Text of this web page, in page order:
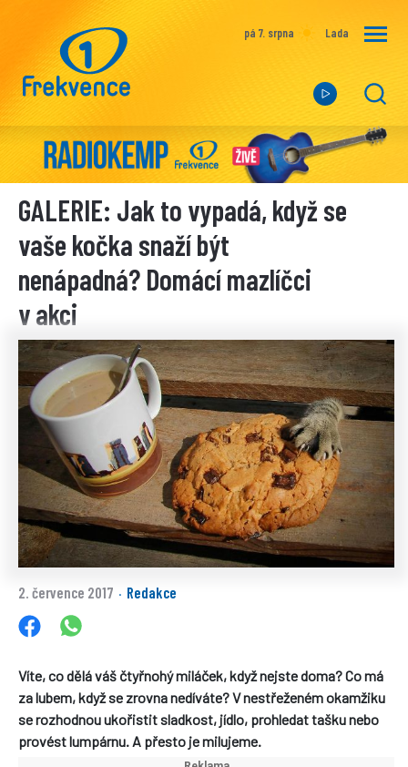
pá 7. srpna Lada
GALERIE: Jak to vypadá, když se
vaše kočka snaží být
nenápadná? Domácí mazlíčci
v akci
2. července 2017 · Redakce
Víte, co dělá váš čtyřnohý miláček, když nejste doma? Co má
za lubem, když se zrovna nedíváte? V nestřeženém okamžiku
se rozhodnou ukořistit sladkost, jídlo, prohledat tašku nebo
provést lumpárnu. A přesto je milujeme.